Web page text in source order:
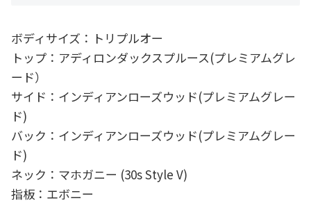
ボディサイズ：トリプルオー
トップ：アディロンダックスプルース(プレミアムグレ
ード）
サイド：インディアンローズウッド(プレミアムグレー
ド)
バック：インディアンローズウッド(プレミアムグレー
ド)
ネック：マホガニー (30s Style V)
指板：エボニー